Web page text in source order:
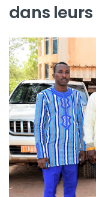
dans